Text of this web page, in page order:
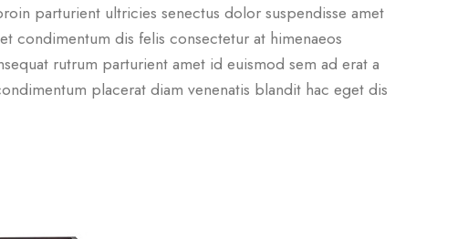
parturient ultricies senectus dolor suspendisse amet
condimentum dis felis consectetur at himenaeos
rutrum parturient amet id euismod sem ad erat a
placerat diam venenatis blandit hac eget dis